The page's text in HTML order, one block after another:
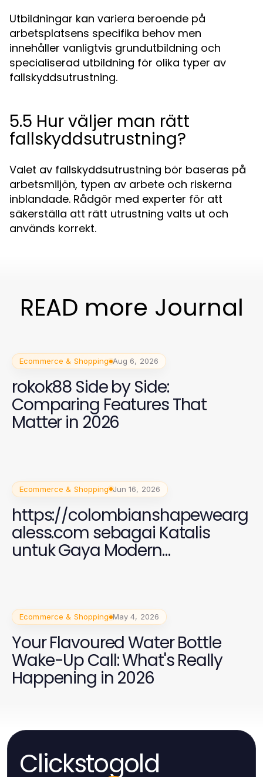
Utbildningar kan variera beroende på
arbetsplatsens specifika behov men
innehåller vanligtvis grundutbildning och
specialiserad utbildning för olika typer av
fallskyddsutrustning.
5.5 Hur väljer man rätt
fallskyddsutrustning?
Valet av fallskyddsutrustning bör baseras på
arbetsmiljön, typen av arbete och riskerna
inblandade. Rådgör med experter för att
säkerställa att rätt utrustning valts ut och
används korrekt.
READ more Journal
Ecommerce & Shopping Aug 6, 2026
rokok88 Side by Side:
Comparing Features That
Matter in 2026
Ecommerce & Shopping Jun 16, 2026
https://colombianshapewearg
aless.com sebagai Katalis
untuk Gaya Modern
Ecommerce & Shopping May 4, 2026
Your Flavoured Water Bottle
Wake-Up Call: What's Really
Happening in 2026
Clickstogold